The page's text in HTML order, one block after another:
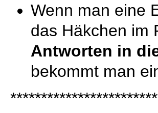
Wenn man eine
das Häkchen im
Antworten in
bekommt man